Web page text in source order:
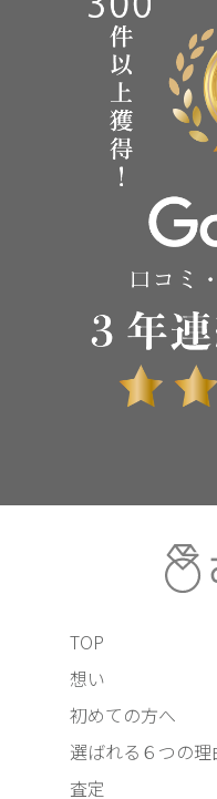
TOP
想い
初めての方へ
選ばれる６つの理
査定